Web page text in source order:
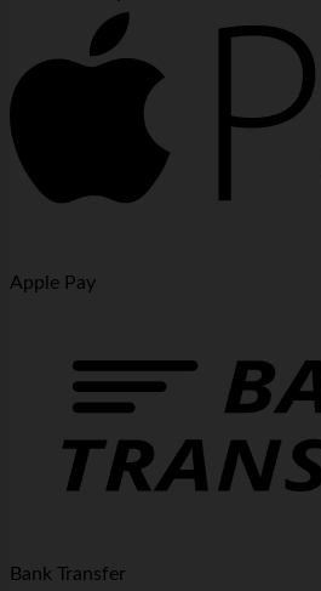
Apple Pay
Bank Transfer